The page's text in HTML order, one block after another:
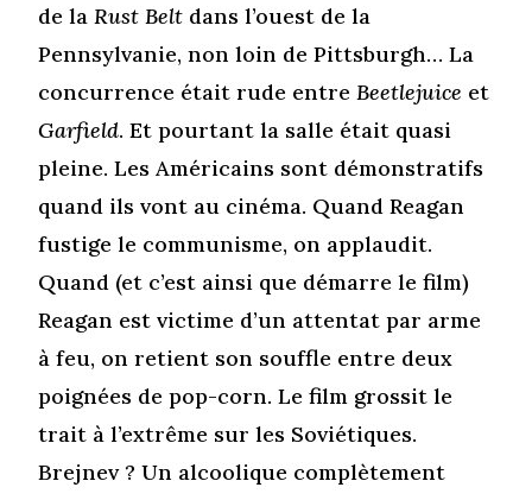
de laRust Belt dans l’ouest de la
Pennsylvanie, non loin de Pittsburgh… La
concurrence était rude entreBeetlejuice et
Garfield. Et pourtant la salle était quasi
pleine. Les Américains sont démonstratifs
quand ils vont au cinéma. Quand Reagan
fustige le communisme, on applaudit.
Quand (et c’est ainsi que démarre le film)
Reagan est victime d’un attentat par arme
à feu, on retient son souffle entre deux
poignées de pop-corn. Le film grossit le
trait à l’extrême sur les Soviétiques.
Brejnev ? Un alcoolique complètement